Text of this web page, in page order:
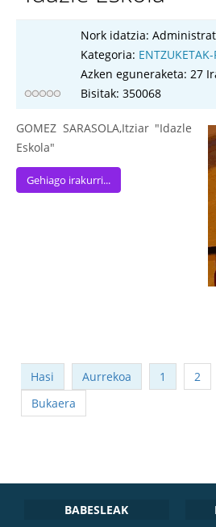
Nork idatzia:
Kategoria:
Azken eguneraketa: 27
Bisitak: 350068
GOMEZ SARASOLA,Itziar "Idazle
Eskola"
Gehiago irakurri...
Hasi Aurrekoa 1 2
Bukaera
BABESLEAK